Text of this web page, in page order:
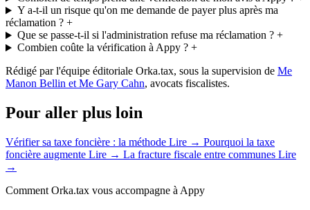
Y a-t-il un risque qu'on me demande de payer plus après ma
réclamation ? +
Que se passe-t-il si l'administration refuse ma réclamation ?+
Combien coûte la vérification à Appy ?+
Rédigé par l'équipe éditoriale Orka.tax, sous la supervision de Me
Manon Bellin et Me Gary Cahn, avocats fiscalistes.
Pour aller plus loin
Vérifier sa taxe foncière : la méthode Lire → Pourquoi la taxe
foncière augmente Lire → La fracture fiscale entre communes Lire
→
Comment Orka.tax vous accompagne à Appy